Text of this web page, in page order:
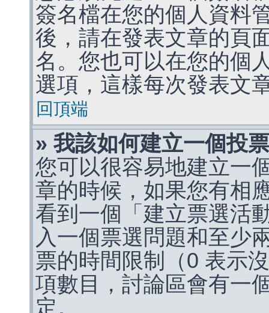
簽名檔在您的個人資料
後，請在發表文章的頁
名。您也可以在您的個
選項，這樣每次發表文
回頂端
» 我該如何建立一個投
您可以很容易地建立一
章的時候，如果您有相
看到一個「建立票選活
入一個票選問題和至少
票的時間限制（0 表示
項數目，討論區會有一
定。